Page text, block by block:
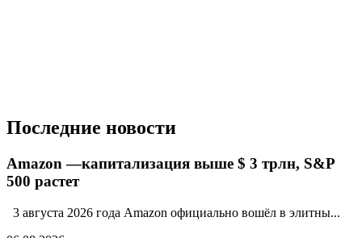
Последние новости
Amazon —капитализация выше $ 3 трлн, S&P
500 растет
3 августа 2026 года Amazon официально вошёл в элитны...